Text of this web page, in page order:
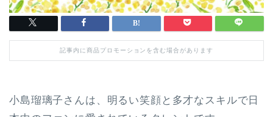
記事内に商品プロモーションを含む場合があります
小島瑠璃子さんは、明るい笑顔と多才なスキルで日